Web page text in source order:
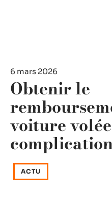
6 mars 2026
Obtenir le
voiture
ACTU